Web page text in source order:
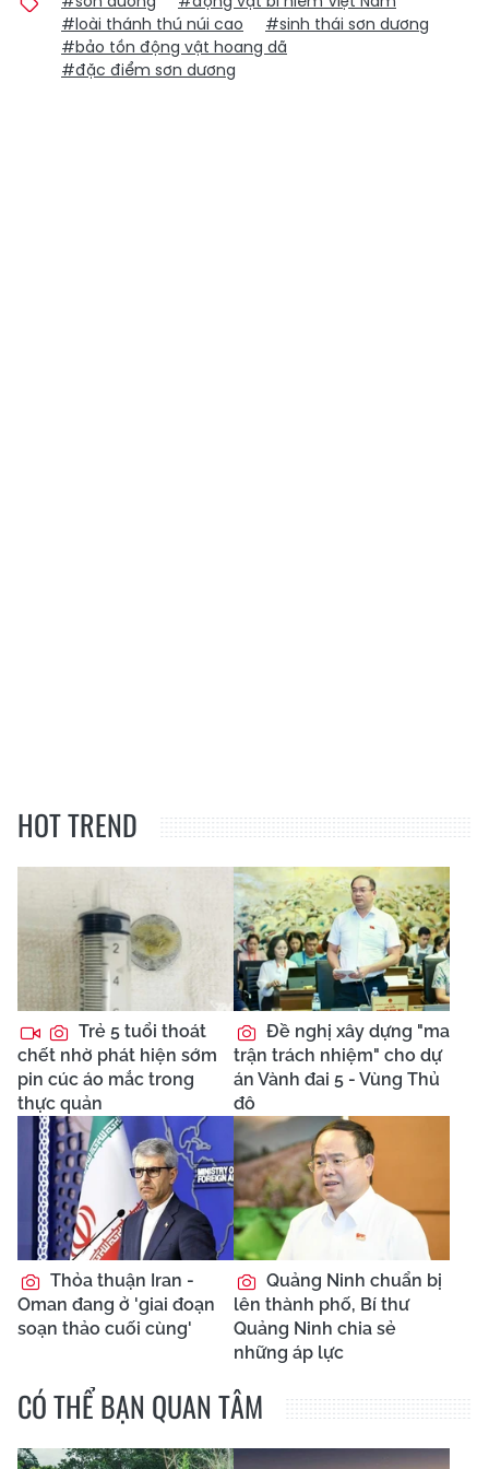
#loài thánh thú núi cao
#sinh thái sơn dương
#bảo tồn động vật hoang dã
#đặc điểm sơn dương
HOT TREND
Trẻ 5 tuổi thoát
chết nhờ phát hiện sớm
pin cúc áo mắc trong
thực quản
Đề nghị xây dựng "ma
trận trách nhiệm" cho dự
án Vành đai 5 - Vùng Thủ
đô
Thỏa thuận Iran -
Oman đang ở 'giai đoạn
soạn thảo cuối cùng'
Quảng Ninh chuẩn bị
lên thành phố, Bí thư
Quảng Ninh chia sẻ
những áp lực
CÓ THỂ BẠN QUAN TÂM